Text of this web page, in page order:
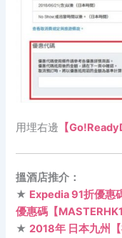
用埋右邊 【
搵酒店推介：
★ Expedia 91折優惠
優惠碼【
★2018年 日本九州